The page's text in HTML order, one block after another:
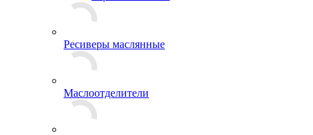
Ресиверы маслянные
Маслоотделители